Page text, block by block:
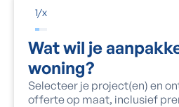
1/x
Wat wil je
woning?
Selecteer je project(en) en
offerte op maat, inclusief